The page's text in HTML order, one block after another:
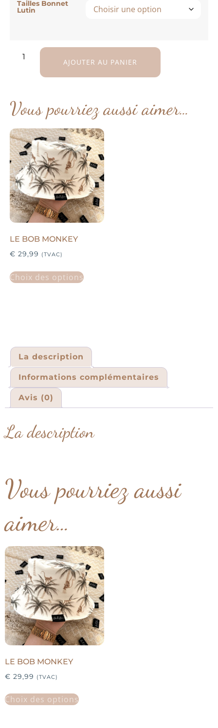
Tailles Bonnet
Lutin
AJOUTER AU PANIER
Vous pourriez aussi aimer…
LE BOB MONKEY
€ 29,99 (TVAC)
Choix des options
La description
Informations complémentaires
Avis (0)
La description
Vous pourriez aussi
aimer…
LE BOB MONKEY
€ 29,99 (TVAC)
Choix des options